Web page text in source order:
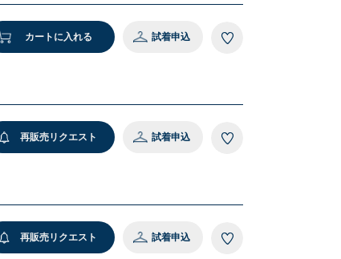
カートに入れる 試着申込
再販売リクエスト 試着申込
再販売リクエスト 試着申込